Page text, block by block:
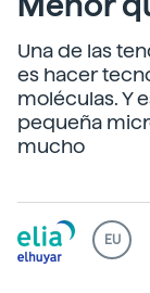
Una de las
es hacer
moléculas. Y
pequeña
mucho
EU